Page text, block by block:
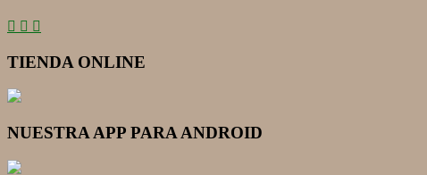
TIENDA ONLINE
NUESTRA APP PARA ANDROID